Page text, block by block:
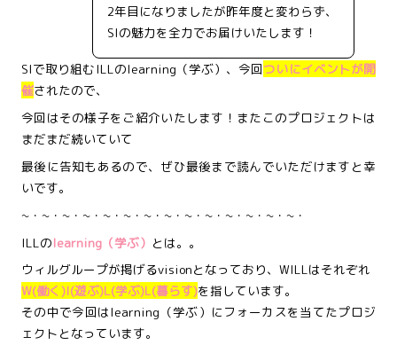
2年目になりましたが昨年度と変わらず、
SIの魅力を全力でお届けいたします！
SIで取り組むILLのlearning（学ぶ）、今回ついにイベントが開
催されたので、
今回はその様子をご紹介いたします！またこのプロジェクトは
まだまだ続いていて
最後に告知もあるので、ぜひ最後まで読んでいただけますと幸
いです。
~・~・~・~・~・~・~・~・~・~・~・~・~・~・
ILLのlearning（学ぶ） とは。。
ウィルグループが掲げるvisionとなっており、WILLはそれぞれ
W(働く)I(遊ぶ)L(学ぶ)L(暮らす)を指しています。
その中で今回はlearning（学ぶ）にフォーカスを当てたプロジ
ェクトとなっています。